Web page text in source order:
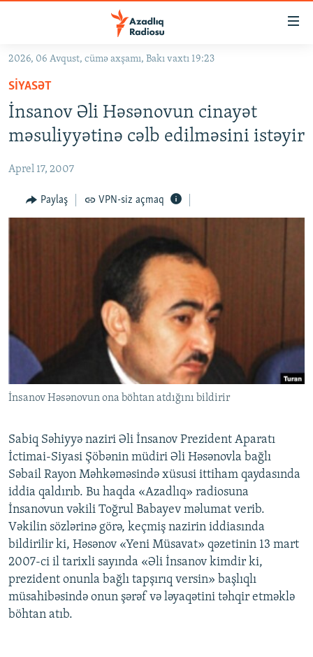
Əsas
qayıt
Əsas
naviqasiyaya
qayıt
Axtarışa
keç
GÜNDƏM
KORRUPSIOMETR
#ƏSLINDƏ
FƏRQƏ BAX
QANUNI DOĞRU
KARIKATURA
AZƏRBAYCAN ƏDƏBIYYATI KITABXANASI
İSLAM VƏ DEMOKRATIYA
İZ - MƏDƏNIYYƏT PROQRAMI
PEŞƏ ETIKASI VƏ JURNALISTIKA STANDARTLARIMIZ
MATERIALLARIMIZDAN ISTIFADƏ
AZADLIQRADIOSU MOBIL TELEFONUNUZDA
XƏBƏR BÜLLETENLƏRIMIZ
BIZI IZLƏ
RFE/RL-in bütün saytları
2026, 06 Avqust, cümə axşamı, Bakı vaxtı 19:23
SIYASƏT
İnsanov Əli Həsənovun cinayət
məsuliyyətinə cəlb edilməsini istəyir
Aprel 17, 2007
Paylaş VPN-siz açmaq
İnsanov Həsənovun ona böhtan atdığını bildirir
Sabiq Səhiyyə naziri Əli İnsanov Prezident Aparatı
İctimai-Siyasi Şöbənin müdiri Əli Həsənovla bağlı
Səbail Rayon Məhkəməsində xüsusi ittiham qaydasında
iddia qaldırıb. Bu haqda «Azadlıq» radiosuna
İnsanovun vəkili Toğrul Babayev məlumat verib.
Vəkilin sözlərinə görə, keçmiş nazirin iddiasında
bildirilir ki, Həsənov «Yeni Müsavat» qəzetinin 13 mart
2007-ci il tarixli sayında «Əli İnsanov kimdir ki,
prezident onunla bağlı tapşırıq versin» başlıqlı
müsahibəsində onun şərəf və ləyaqətini təhqir etməklə
böhtan atıb.